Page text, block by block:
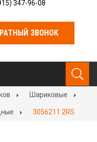
347-96-08
ЗВОНОК
Шариковые
3056211 2RS